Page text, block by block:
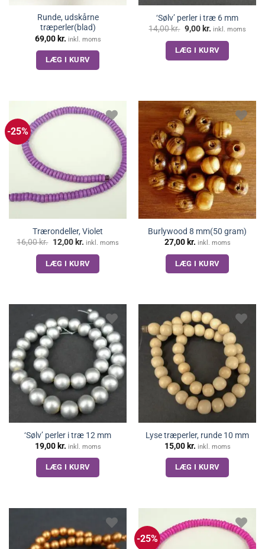
Runde, udskårne
træperler(blad)
69,00 kr. inkl. moms
LÆG I KURV
‘Sølv’ perler i træ 6 mm
14,00kr. Den
oprindelige
pris
var:
14,00 kr..
9,00 kr.Den
pris
er:
9,00 kr..
inkl. moms
LÆG I KURV
-25%
Trærondeller, Violet
16,00kr. Den
oprindelige
pris
var:
16,00 kr..
12,00 kr.Den
pris
er:
12,00 kr..
inkl. moms
LÆG I KURV
Burlywood 8 mm(50 gram)
27,00 kr. inkl. moms
LÆG I KURV
‘Sølv’ perler i træ 12 mm
19,00 kr. inkl. moms
LÆG I KURV
Lyse træperler, runde 10 mm
15,00 kr. inkl. moms
LÆG I KURV
-25%